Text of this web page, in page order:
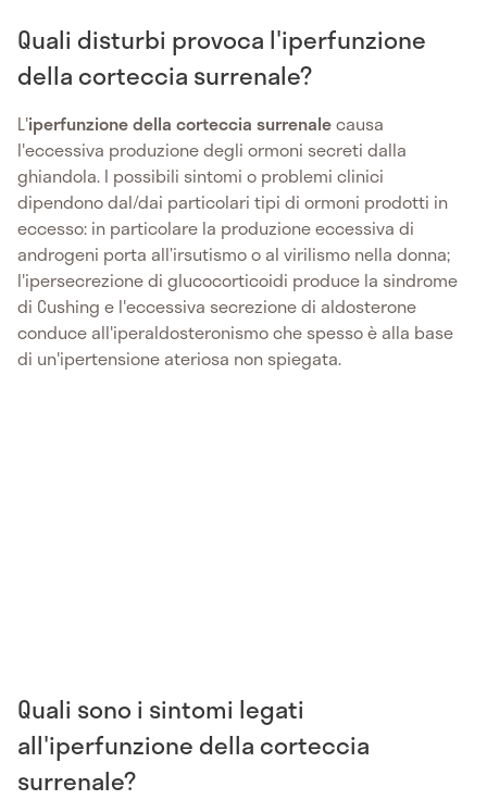
Quali disturbi provoca l'iperfunzione
della corteccia surrenale?
L'iperfunzione della corteccia surrenalecausa
l'eccessiva produzione degli ormoni secreti dalla
ghiandola. I possibili sintomi o problemi clinici
dipendono dal/dai particolari tipi di ormoni prodotti in
eccesso: in particolare la produzione eccessiva di
androgeni porta all’irsutismo o al virilismo nella donna;
l'ipersecrezione di glucocorticoidi produce la sindrome
di Cushing e l'eccessiva secrezione di aldosterone
conduce all'iperaldosteronismo che spesso è alla base
di un'ipertensione ateriosa non spiegata.
Quali sono i sintomi legati
all'iperfunzione della corteccia
surrenale?